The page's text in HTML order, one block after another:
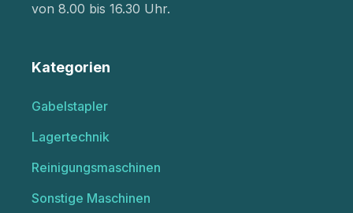
von 8.00 bis 16.30 Uhr.
Kategorien
Gabelstapler
Lagertechnik
Reinigungsmaschinen
Sonstige Maschinen